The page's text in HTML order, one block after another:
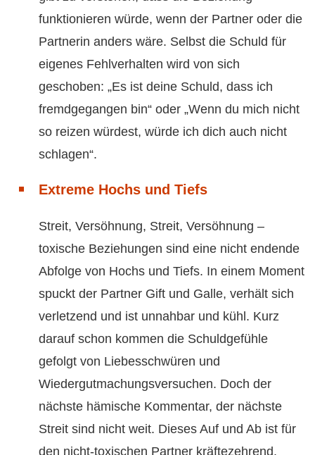
funktionieren würde, wenn der Partner oder die
Partnerin anders wäre. Selbst die Schuld für
eigenes Fehlverhalten wird von sich
geschoben: „Es ist deine Schuld, dass ich
fremdgegangen bin“ oder „Wenn du mich nicht
so reizen würdest, würde ich dich auch nicht
schlagen“.
Extreme Hochs und Tiefs
Streit, Versöhnung, Streit, Versöhnung –
toxische Beziehungen sind eine nicht endende
Abfolge von Hochs und Tiefs. In einem Moment
spuckt der Partner Gift und Galle, verhält sich
verletzend und ist unnahbar und kühl. Kurz
darauf schon kommen die Schuldgefühle
gefolgt von Liebesschwüren und
Wiedergutmachungsversuchen. Doch der
nächste hämische Kommentar, der nächste
Streit sind nicht weit. Dieses Auf und Ab ist für
den nicht-toxischen Partner kräftezehrend.